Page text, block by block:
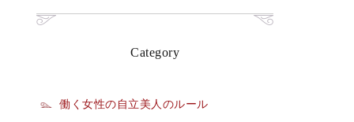
Category
働く女性の自立美人のルール